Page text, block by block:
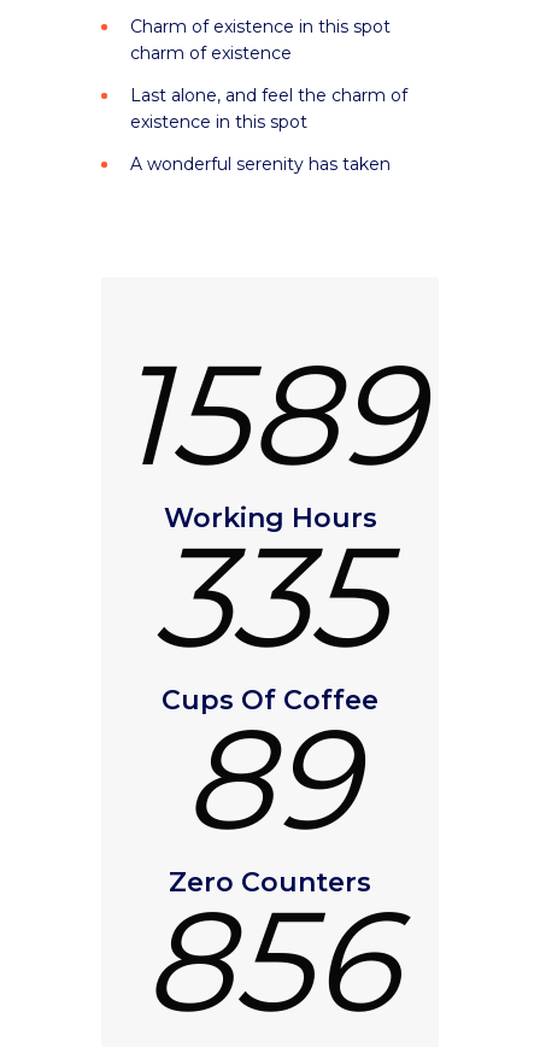
Charm of existence in this spot
charm of existence
Last alone, and feel the charm of
existence in this spot
A wonderful serenity has taken
1589
Working Hours
335
Cups Of Coffee
89
Zero Counters
856